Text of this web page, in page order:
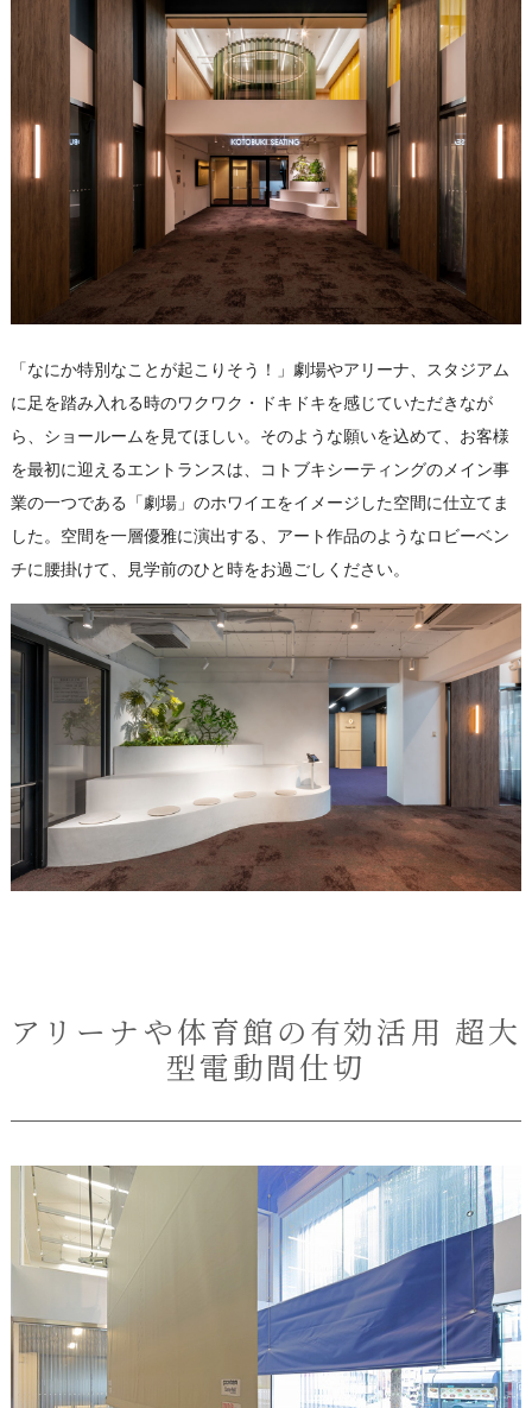
「なにか特別なことが起こりそう！」劇場やアリーナ、スタジアム
に足を踏み入れる時のワクワク・ドキドキを感じていただきなが
ら、ショールームを見てほしい。そのような願いを込めて、お客様
を最初に迎えるエントランスは、コトブキシーティングのメイン事
業の一つである「劇場」のホワイエをイメージした空間に仕立てま
した。空間を一層優雅に演出する、アート作品のようなロビーベン
チに腰掛けて、見学前のひと時をお過ごしください。
アリーナや体育館の有効活用 超大
型電動間仕切